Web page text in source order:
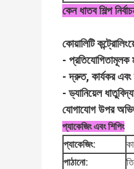
কেন ধাতব শিল্প
কোয়ালিটি
- প্রতিযোগিতামূলক
- দ্রুত, কার্যকর এবং
- ড্যানিয়েল
যোগাযোগ উপর
প্যাকেজিং এবং শিপিং
প্যাকেজিং:
পাঠানো: